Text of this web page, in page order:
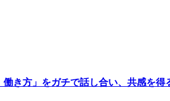
き方」をガチで話し合い、共感を得